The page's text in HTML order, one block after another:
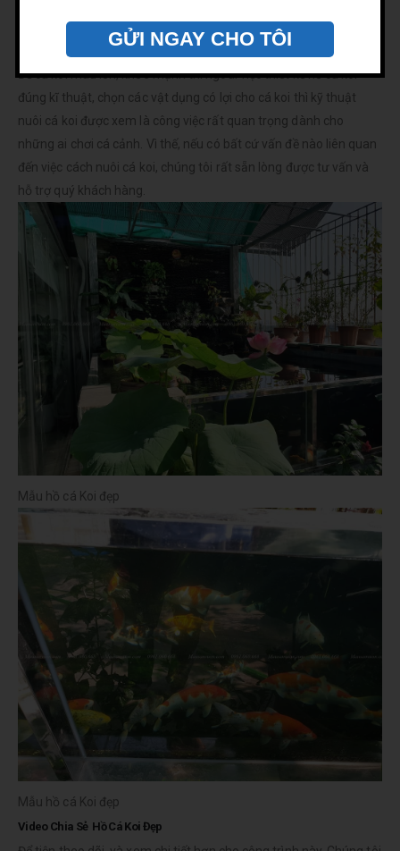
Mẫu hồ cá Koi đẹp
Để cá koi mau lớn, khỏe mạnh thì ngoài việc thiết kế hồ cá koi
đúng kĩ thuật, chọn các vật dụng có lợi cho cá koi thì kỹ thuật
nuôi cá koi được xem là công việc rất quan trọng dành cho
những ai chơi cá cảnh. Vì thế, nếu có bất cứ vấn đề nào liên quan
đến việc cách nuôi cá koi, chúng tôi rất sẵn lòng được tư vấn và
hỗ trợ quý khách hàng.
Mẫu hồ cá Koi đẹp
Mẫu hồ cá Koi đẹp
Video Chia Sẻ Hồ Cá Koi Đẹp
GỬI NGAY CHO TÔI